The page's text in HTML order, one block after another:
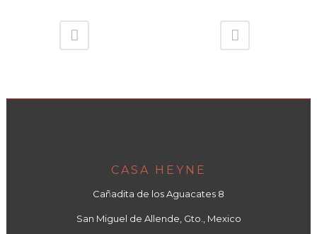
CASA HEYNE
Cañadita de los Aguacates 8
San Miguel de Allende, Gto., Mexico